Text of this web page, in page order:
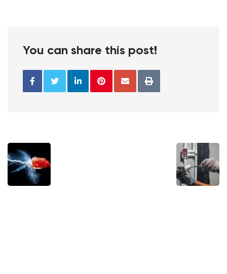
You can share this post!